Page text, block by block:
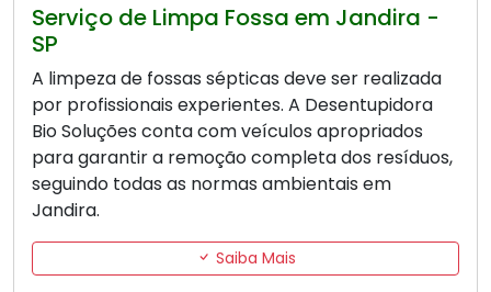
Serviço de Limpa Fossa em Jandira -
SP
A limpeza de fossas sépticas deve ser realizada
por profissionais experientes. A Desentupidora
Bio Soluções conta com veículos apropriados
para garantir a remoção completa dos resíduos,
seguindo todas as normas ambientais em
Jandira.
Saiba Mais